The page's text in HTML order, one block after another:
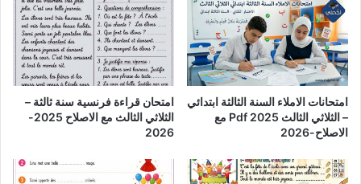
امتحانات الاملاء السنة الثالثة ابتدائي
– الثلاثي الثالث Pdf 2025 مع
الاصلاح-2026
امتحان قراءة فرنسية سنة ثالثة –
الثلاثي الثالث مع الاصلاح 2025-
2026